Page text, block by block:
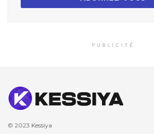
PUBLICITÉ
© 2023 Kessiya